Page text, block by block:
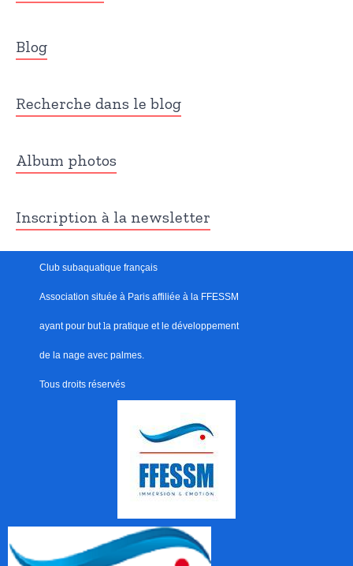
Blog
Recherche dans le blog
Album photos
Inscription à la newsletter
Club subaquatique français
Association située à Paris affiliée à la FFESSM
ayant pour but la pratique et le développement
de la nage avec palmes.
Tous droits réservés